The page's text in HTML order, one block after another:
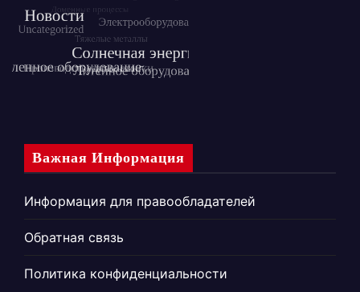
Важная Информация
Информация для правообладателей
Обратная связь
Политика конфиденциальности